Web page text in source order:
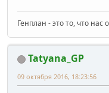
Генплан - это то, что нас
Tatyana_GP
09 октября 2016, 18:23:56